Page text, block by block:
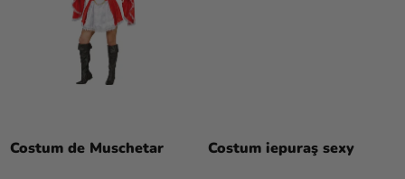
magazinului
Costum de Muschetar Costum iepuraş sexy